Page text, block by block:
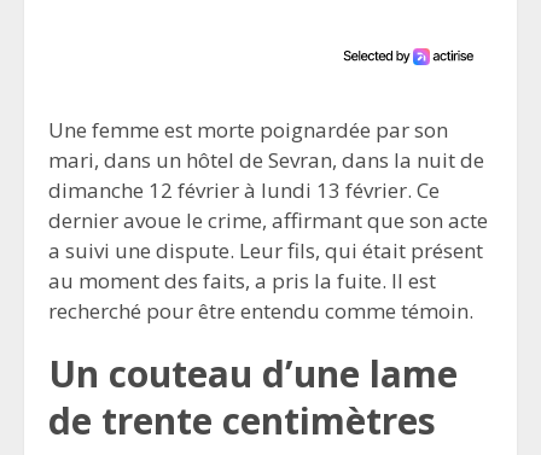
Une femme est morte poignardée par son
mari, dans un hôtel de Sevran, dans la nuit de
dimanche 12 février à lundi 13 février. Ce
dernier avoue le crime, affirmant que son acte
a suivi une dispute. Leur fils, qui était présent
au moment des faits, a pris la fuite. Il est
recherché pour être entendu comme témoin.
Un couteau d’une lame
de trente centimètres